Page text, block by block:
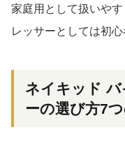
家庭用として扱いや
レッサーとしては初
ネイキッド
ーの選び方7